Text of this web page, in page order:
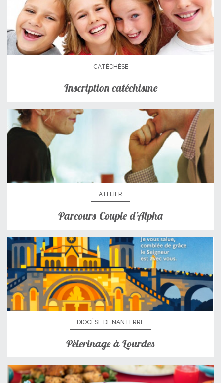
CATÉCHÈSE
Inscription catéchisme
ATELIER
Parcours Couple d’Alpha
DIOCÈSE DE NANTERRE
Pèlerinage à Lourdes